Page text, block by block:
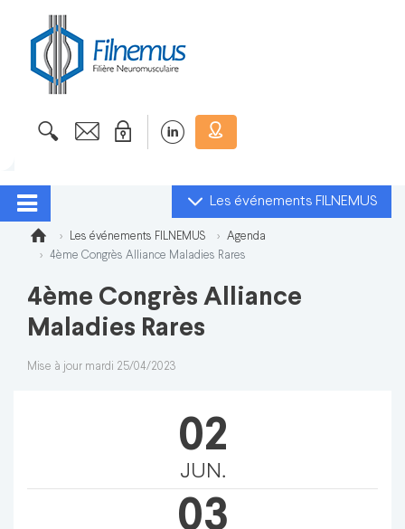
Les événements FILNEMUS
Les événements FILNEMUS
Agenda
4ème Congrès Alliance Maladies Rares
4ème Congrès Alliance
Maladies Rares
Mise à jour mardi 25/04/2023
02
JUN.
03